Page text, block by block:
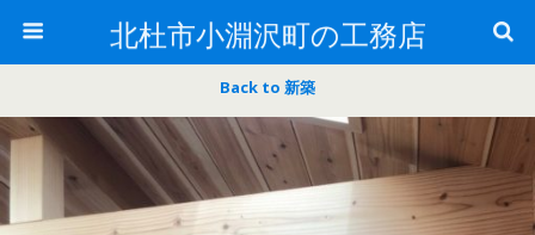
北杜市小淵沢町の工務店
Back to 新築